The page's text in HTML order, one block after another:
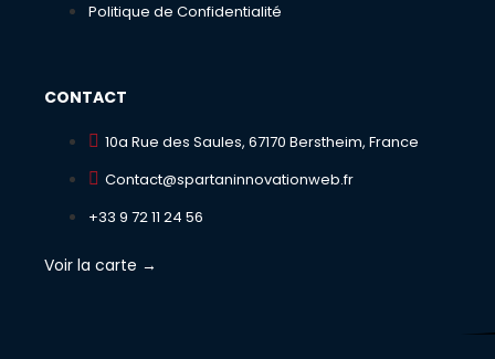
Politique de Confidentialité
CONTACT
10a Rue des Saules, 67170 Berstheim, France
Contact@spartaninnovationweb.fr
+33 9 72 11 24 56
Voir la carte →